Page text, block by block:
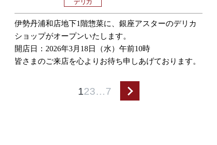
伊勢丹浦和店地下1階惣菜に、銀座アスターのデリカ
ショップがオープンいたします。
開店日：2026年3月18日（水）午前10時
皆さまのご来店を心よりお待ち申しあげております。
1 23 7